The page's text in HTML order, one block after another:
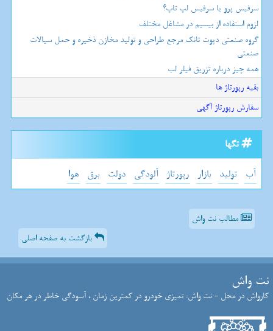
سرفیس پرو یا سرفیس لپ تاپ؟
لزوم استفاده از بیسیم در مشاغل مختلف
گروه صنعتی دپوت تانک مرجع طراحی و تولید مخازن ذخیره و حمل سیالات
صنعتی
همه چیز درباره تزریق فیلر لب
بقیه رپورتاژ ها
سفارش رپورتاژ آگهی
تگها
آب تولید بازار رپورتاژ آلودگی دولت برق هوا
مطالب نت واش
بازگشت به صفحه اصلی
نت واش
کارواش در محل - نت واش: تمیزی خودرو در کمترین زمان ، آسودگی خاطر در هر مکان